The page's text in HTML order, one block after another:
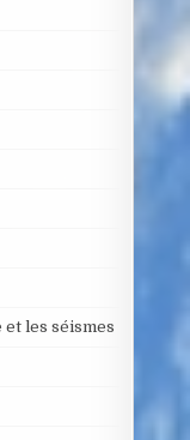
les séismes